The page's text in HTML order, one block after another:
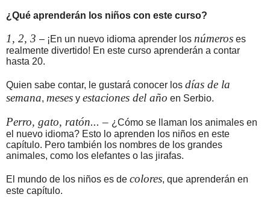
¿Qué aprenderán los niños con este curso?
1, 2, 3 – ¡En un nuevo idioma aprender los números es
realmente divertido! En este curso aprenderán a contar
hasta 20.
Quien sabe contar, le gustará conocer los días de la
semana, meses y estaciones del año en Serbio.
Perro, gato, ratón... – ¿Cómo se llaman los animales en
el nuevo idioma? Esto lo aprenden los niños en este
capítulo. Pero también los nombres de los grandes
animales, como los elefantes o las jirafas.
El mundo de los niños es de colores, que aprenderán en
este capítulo.